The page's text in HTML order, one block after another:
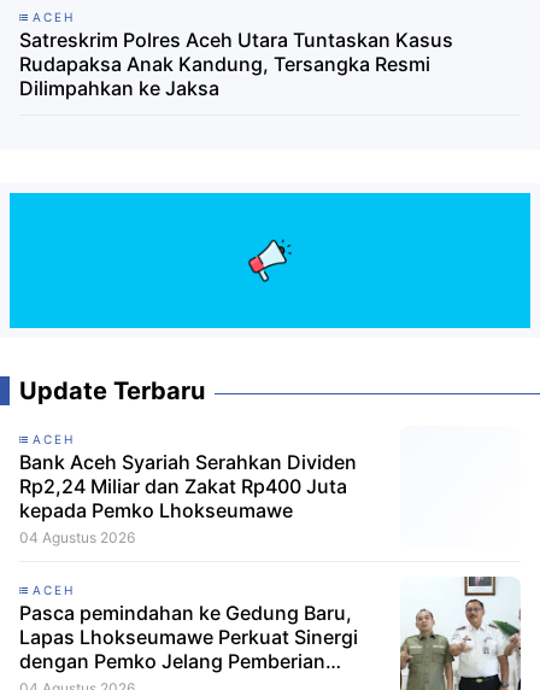
ACEH
Satreskrim Polres Aceh Utara Tuntaskan Kasus
Rudapaksa Anak Kandung, Tersangka Resmi
Dilimpahkan ke Jaksa
Update Terbaru
ACEH
Bank Aceh Syariah Serahkan Dividen
Rp2,24 Miliar dan Zakat Rp400 Juta
kepada Pemko Lhokseumawe
04 Agustus 2026
ACEH
Pasca pemindahan ke Gedung Baru,
Lapas Lhokseumawe Perkuat Sinergi
dengan Pemko Jelang Pemberian
Remisi HUT RI